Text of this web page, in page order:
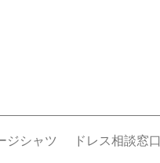
ジシャツ ドレス相談窓口